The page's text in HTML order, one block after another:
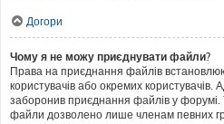
Догори
Чому я не можу приєднувати файли?
Права на приєднання файлів
користувачів або окремих
заборонив приєднання файлів у
файли дозволено лише членам певних